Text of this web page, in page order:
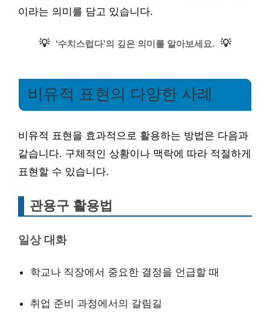
이라는 의미를 담고 있습니다.
💡 ‘수치스럽다’의 깊은 의미를 알아보세요. 💡
비유적 표현의 다양한 사례
비유적 표현을 효과적으로 활용하는 방법은 다음과
같습니다. 구체적인 상황이나 맥락에 따라 적절하게
표현할 수 있습니다.
관용구 활용법
일상 대화
학교나 직장에서 중요한 결정을 언급할 때
취업 준비 과정에서의 갈림길